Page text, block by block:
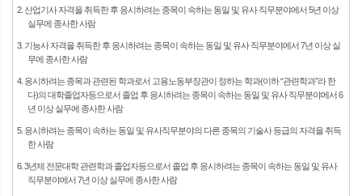
2. 산업기사 자격을 취득한 후 응시하려는 종목이 속하는 동일 및 유사 직무분야에서 5년 이상
실무에 종사한 사람
3. 기능사 자격을 취득한 후 응시하려는 종목이 속하는 동일 및 유사 직무분야에서 7년 이상 실
무에 종사한 사람
4. 응시하려는 종목과 관련된 학과로서 고용노동부장관이 정하는 학과(이하 “관련학과”라 한
다)의 대학졸업자등으로서 졸업 후 응시하려는 종목이 속하는 동일 및 유사 직무분야에서 6
년 이상 실무에 종사한 사람
5. 응시하려는 종목이 속하는 동일 및 유사직무분야의 다른 종목의 기술사 등급의 자격을 취득
한 사람
6. 3년제 전문대학 관련학과 졸업자등으로서 졸업 후 응시하려는 종목이 속하는 동일 및 유사
직무분야에서 7년 이상 실무에 종사한 사람